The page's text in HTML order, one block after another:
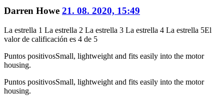
Darren Howe 21. 08. 2020, 15:49
La estrella 1 La estrella 2 La estrella 3 La estrella 4 La estrella 5El
valor de calificación es 4 de 5
Puntos positivosSmall, lightweight and fits easily into the motor
housing.
Puntos positivosSmall, lightweight and fits easily into the motor
housing.